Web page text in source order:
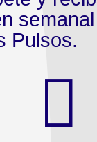
Pulsos.
